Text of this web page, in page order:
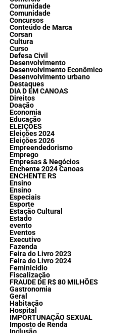
Comunidade
Comunidade
Concursos
Conteúdo de Marca
Corsan
Cultura
Curso
Defesa Civil
Desenvolvimento
Desenvolvimento Econômico
Desenvolvimento urbano
Destaques
DIA D EM CANOAS
Direitos
Doação
Economia
Educação
ELEIÇÕES
Eleições 2024
Eleições 2026
Empreendedorismo
Emprego
Empresas & Negócios
Enchente 2024 Canoas
ENCHENTE RS
Ensino
Ensino
Especiais
Esporte
Estação Cultural
Estado
evento
Eventos
Executivo
Fazenda
Feira do Livro 2023
Feira do Livro 2024
Feminicídio
Fiscalização
FRAUDE DE R$ 80 MILHÕES
Gastronomia
Geral
Habitação
Hospital
IMPORTUNAÇÃO SEXUAL
Imposto de Renda